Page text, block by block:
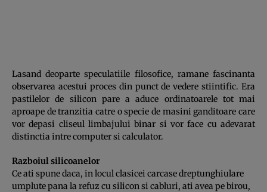
Lasand deoparte speculatiile filosofice, ramane fascinanta
observarea acestui proces din punct de vedere stiintific. Era
pastilelor de silicon pare a aduce ordinatoarele tot mai
aproape de tranzitia catre o specie de masini ganditoare care
vor depasi cliseul limbajului binar si vor face cu adevarat
distinctia intre computer si calculator.
Razboiul silicoanelor
Ce ati spune daca, in locul clasicei carcase dreptunghiulare
umplute pana la refuz cu silicon si cabluri, ati avea pe birou,